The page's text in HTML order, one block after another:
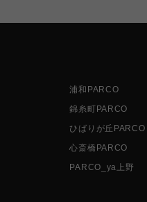
浦和PARCO
錦糸町PARCO
ひばりが丘PARCO
心斎橋PARCO
PARCO_ya上野